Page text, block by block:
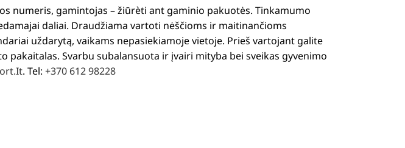
numeris, gamintojas – žiūrèti ant gaminio pakuotės. Tinkamumo
daliai. Draudžiama vartoti nėščioms ir maitinančioms
uždarytą, vaikams nepasiekiamoje vietoje. Prieš vartojant galite
Svarbu subalansuota ir įvairi mityba bei sveikas gyvenimo
. Tel: +370 612 98228